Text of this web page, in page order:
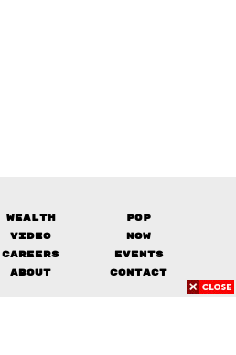
Wealth
Pop
Video
Now
Careers
Events
About Contact